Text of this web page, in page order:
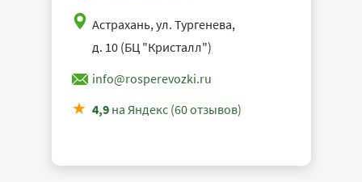
Астрахань, ул. Тургенева,
д. 10 (БЦ "Кристалл")
info@rosperevozki.ru
4,9на Яндекс (60 отзывов)